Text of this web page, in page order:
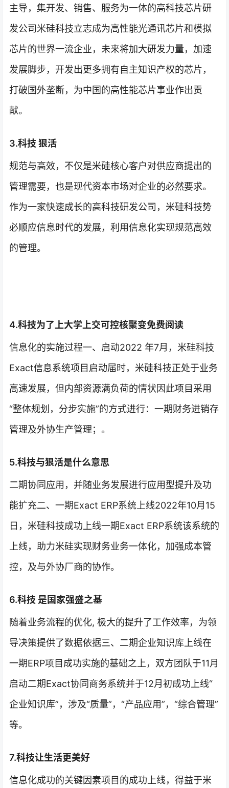
主导，集开发、销售、服务为一体的高科技芯片研
发公司米硅科技立志成为高性能光通讯芯片和模拟
芯片的世界一流企业，未来将加大研发力量，加速
发展脚步，开发出更多拥有自主知识产权的芯片，
打破国外垄断，为中国的高性能芯片事业作出贡
献。
3.科技 狠活
规范与高效，不仅是米硅核心客户对供应商提出的
管理需要，也是现代资本市场对企业的必然要求。
作为一家快速成长的高科技研发公司，米硅科技势
必顺应信息时代的发展，利用信息化实现规范高效
的管理。
4.科技为了上大学上交可控核聚变免费阅读
信息化的实施过程一、启动2022 年7月，米硅科技
Exact信息系统项目启动届时，米硅科技正处于业务
高速发展，但内部资源满负荷的情状因此项目采用
“整体规划，分步实施”的方式进行：一期财务进销存
管理及外协生产管理；。
5.科技与狠活是什么意思
二期协同应用，并随业务发展进行应用型提升及功
能扩充二、一期Exact ERP系统上线2022年10月15
日，米硅科技成功上线一期Exact ERP系统该系统的
上线，助力米硅实现财务业务一体化，加强成本管
控，及与外协厂商的协作。
6.科技 是国家强盛之基
随着业务流程的优化, 极大的提升了工作效率，为领
导决策提供了数据依据三、二期企业知识库上线在
一期ERP项目成功实施的基础之上，双方团队于11月
启动二期Exact协同商务系统并于12月初成功上线“
企业知识库”，涉及“质量”，“产品应用”，“综合管理”
等。
7.科技让生活更美好
信息化成功的关键因素项目的成功上线，得益于米